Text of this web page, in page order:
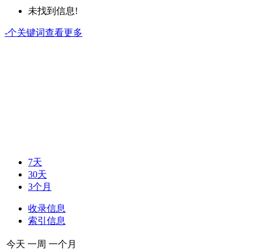
未找到信息!
-个关键词查看更多
7天
30天
3个月
收录信息
索引信息
今天 一周 一个月